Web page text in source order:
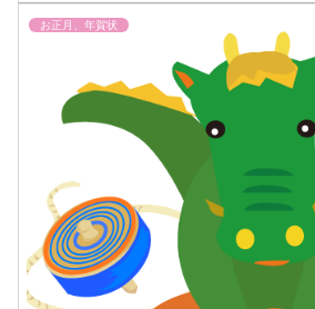
お正月、年賀状